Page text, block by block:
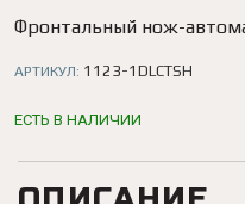
Фронтальный нож-
АРТИКУЛ: 1123-1DLCTSH
ЕСТЬ В НАЛИЧИИ